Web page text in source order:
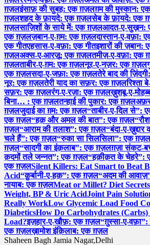
ग़ज़लइंसाफ़ की सुबह: एक ग़ज़लग़म की मुस्कान:
ग़ज़लशहद के फ़ायदे: एक ग़ज़लसेब के फ़ायदे: एक
ग़ज़लसाज़िशों के साये में: एक ग़ज़लआदत-ए-सुख़न:
एक ग़ज़लज़बान-ए-ग़म: एक ग़ज़लदास्तान-ए-वफ़ा:
एक गीतएहसास-ए-वफ़ा: एक गीतइशारों की ज़बान:
ग़ज़लअक्स-ए-आरज़ू: एक ग़ज़लतमीज़-ए-वफ़ा: एक
ग़ज़लताबीर-ए-ग़म: एक ग़ज़लनूर-ए-नज़र: एक ग़ज़ल
एक ग़ज़लसदा-ए-जफ़ा: एक ग़ज़लतेरे बाद की
नूर: एक ग़ज़लतेरी याद का सफ़र: एक ग़ज़लरिश्ता
सफ़र: एक ग़ज़लरंग-ए-रज़ा: एक ग़ज़लख़ुशबू-ए-
बिना… : एक ग़ज़लतन्हाई की पुकार: एक ग़ज़ल
ग़ज़लजुदाई का ग़म: एक ग़ज़ल“ताबीर-ए-दिल से”:
एक ग़ज़ल“हक़ और अमल की बात”: एक ग़ज़ल
ग़ज़ल“आराम की तलाश”: एक ग़ज़ल“बंदा-ए-
चले हैं”: एक ग़ज़ल“रुका सा सिलसिला”: एक ग़ज़ल
ग़ज़ल“सादगी का इंक़लाब”: एक ग़ज़लग़ज़ा संकट-
क़दमों तले जन्नत”: एक ग़ज़ल“हक़ीक़त के चेहरे”:
एक ग़ज़लSilent Killers: Eat Smart to Beat
Acid“क़ुर्बानी-ए-हक़”: एक ग़ज़ल“अदम की
नायाब: एक ग़ज़लMeat or Millet? Diet
Weight, BP & Uric AcidJoint Pain
Really WorkLow Glycemic Load Food
DiabeticsHow Do Carbohydrates
Load?इज़हार-ए-खौफ़: एक ग़ज़ल“ग़ुस्सा-ए-
एक ग़ज़लख़ामोश इंक़िलाब: एक ग़ज़ल
Shaheen Bagh Jamia Nagar,Delhi